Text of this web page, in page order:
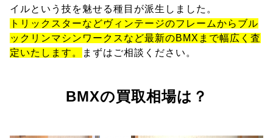
イルという技を魅せる種目が派生しました。
トリックスターなどヴィンテージのフレームからブル
ックリンマシンワークスなど最新のBMXまで幅広く査
定いたします。
まずはご相談ください。
BMXの買取相場は？